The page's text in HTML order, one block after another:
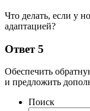
Что делать, если у
адаптацией?
Ответ 5
Обеспечить
и предложить
Поиск